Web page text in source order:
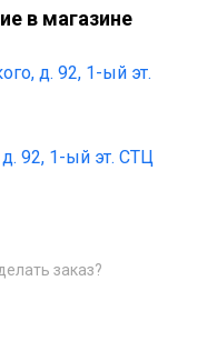
в магазине
д. 92, 1-ый эт.
92, 1-ый эт. СТЦ
заказ?